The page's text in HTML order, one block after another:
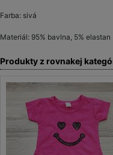
Farba: sivá
Materiál: 95% bavlna, 5% elastan
Produkty z rovnakej